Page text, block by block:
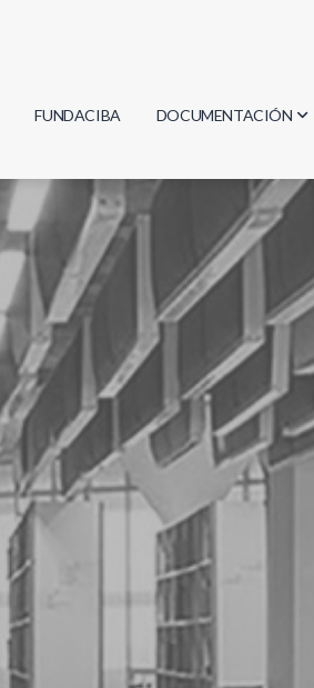
FUNDACIBA DOCUMENTACIÓN
Actas
Reglamentos
Documentos